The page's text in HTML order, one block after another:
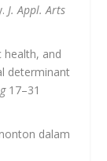
J. Appl. Arts
health, and
determinant
17–31
dalam